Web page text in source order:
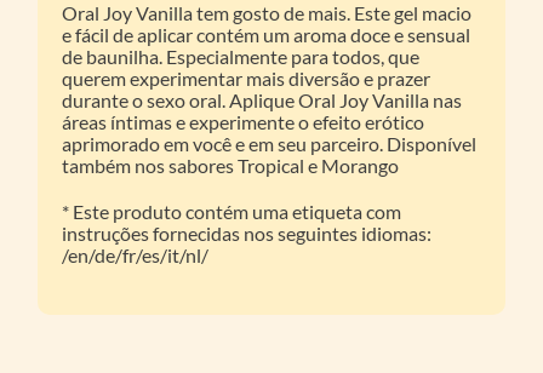
Oral Joy Vanilla tem gosto de mais. Este gel macio
e fácil de aplicar contém um aroma doce e sensual
de baunilha. Especialmente para todos, que
querem experimentar mais diversão e prazer
durante o sexo oral. Aplique Oral Joy Vanilla nas
áreas íntimas e experimente o efeito erótico
aprimorado em você e em seu parceiro. Disponível
também nos sabores Tropical e Morango
* Este produto contém uma etiqueta com
instruções fornecidas nos seguintes idiomas:
/en/de/fr/es/it/nl/